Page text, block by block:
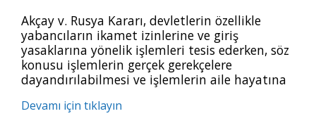
Akçay v. Rusya Kararı, devletlerin özellikle
yabancıların ikamet izinlerine ve giriş
yasaklarına yönelik işlemleri tesis ederken, söz
konusu işlemlerin gerçek gerekçelere
dayandırılabilmesi ve işlemlerin aile hayatına
emsal oluşturmaktadır.AİHM’nin “Akçay ve
Devamı için tıklayın